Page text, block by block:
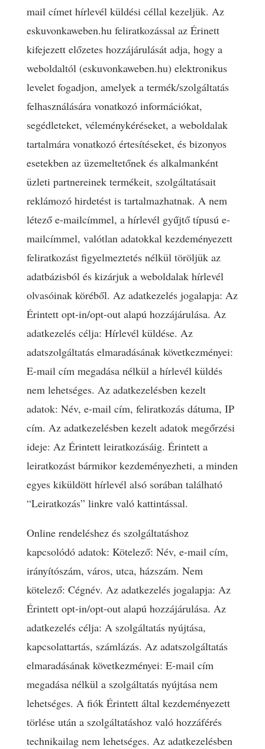
mail címet hírlevél küldési céllal kezeljük. Az
eskuvonkaweben.hu feliratkozással az Érinett
kifejezett előzetes hozzájárulását adja, hogy a
weboldaltól (eskuvonkaweben.hu) elektronikus
levelet fogadjon, amelyek a termék/szolgáltatás
felhasználására vonatkozó információkat,
segédleteket, véleménykéréseket, a weboldalak
tartalmára vonatkozó értesítéseket, és bizonyos
esetekben az üzemeltetőnek és alkalmanként
üzleti partnereinek termékeit, szolgáltatásait
reklámozó hirdetést is tartalmazhatnak. A nem
létező e-mailcímmel, a hírlevél gyűjtő típusú e-
mailcímmel, valótlan adatokkal kezdeményezett
feliratkozást figyelmeztetés nélkül töröljük az
adatbázisból és kizárjuk a weboldalak hírlevél
olvasóinak köréből. Az adatkezelés jogalapja: Az
Érintett opt-in/opt-out alapú hozzájárulása. Az
adatkezelés célja: Hírlevél küldése. Az
adatszolgáltatás elmaradásának következményei:
E-mail cím megadása nélkül a hírlevél küldés
nem lehetséges. Az adatkezelésben kezelt
adatok: Név, e-mail cím, feliratkozás dátuma, IP
cím. Az adatkezelésben kezelt adatok megőrzési
ideje: Az Érintett leiratkozásáig. Érintett a
leiratkozást bármikor kezdeményezheti, a minden
egyes kiküldött hírlevél alsó sorában található
“Leiratkozás” linkre való kattintással.
Online rendeléshez és szolgáltatáshoz
kapcsolódó adatok: Kötelező: Név, e-mail cím,
irányítószám, város, utca, házszám. Nem
kötelező: Cégnév. Az adatkezelés jogalapja: Az
Érintett opt-in/opt-out alapú hozzájárulása. Az
adatkezelés célja: A szolgáltatás nyújtása,
kapcsolattartás, számlázás. Az adatszolgáltatás
elmaradásának következményei: E-mail cím
megadása nélkül a szolgáltatás nyújtása nem
lehetséges. A fiók Érintett által kezdeményezett
törlése után a szolgáltatáshoz való hozzáférés
technikailag nem lehetséges. Az adatkezelésben